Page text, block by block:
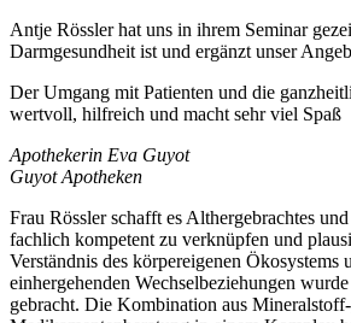
Antje Rössler hat uns in ihrem Seminar
Darmgesundheit ist und ergänzt unser
Der Umgang mit Patienten und die
wertvoll, hilfreich und macht sehr viel Spaß
Apothekerin Eva Guyot
Guyot Apotheken
Frau Rössler schafft es Althergebrachtes
fachlich kompetent zu verknüpfen und
Verständnis des körpereigenen Ökosystems
einhergehenden Wechselbeziehungen
gebracht. Die Kombination aus